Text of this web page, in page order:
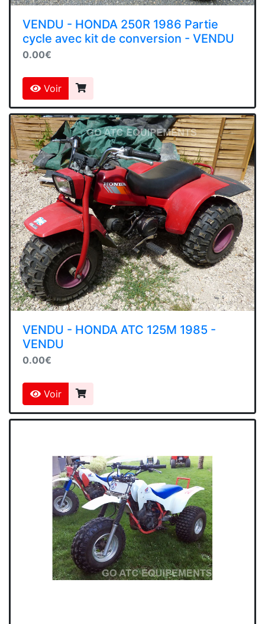
VENDU - HONDA 250R 1986 Partie
cycle avec kit de conversion - VENDU
0.00€
Voir
VENDU - HONDA ATC 125M 1985 -
VENDU
0.00€
Voir